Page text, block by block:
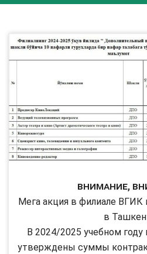
Внимание,
Мега акция в филиале ВГИК
в
В 2024/2025 учебном году
утверждены суммы